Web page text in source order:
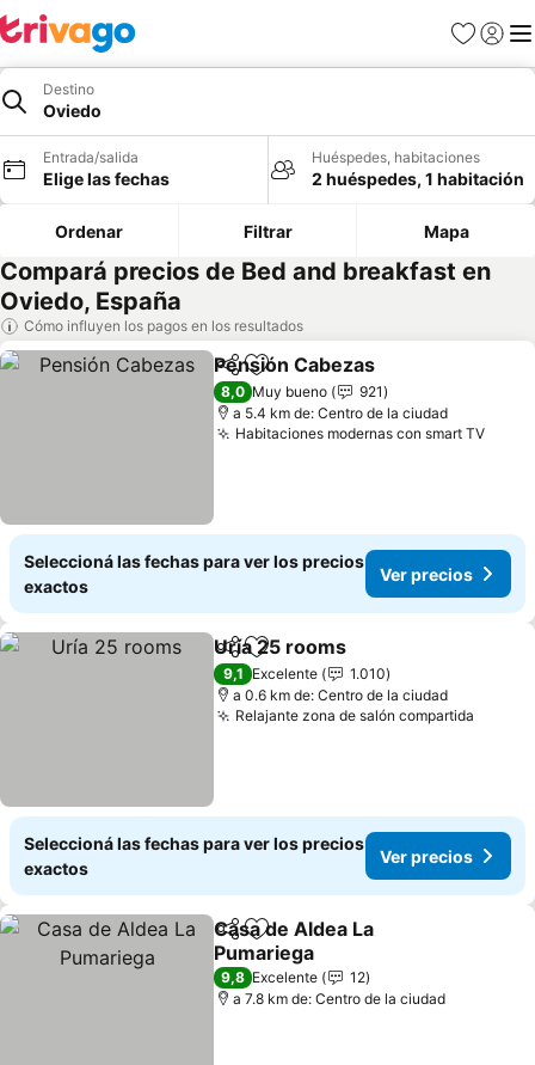
Favoritos
Iniciar
Destino
Oviedo
Entrada/salida
Elige las fechas
Huéspedes, habitaciones
2 huéspedes, 1 habitación
Ordenar Filtrar Mapa
Compará precios de Bed and breakfast en
Oviedo, España
Cómo influyen los pagos en los resultados
CompartirAñadir a favoritos
Pensión Cabezas
8,0 Muy bueno
921
a 5.4 km de: Centro de la ciudad
Habitaciones modernas con smart TVVer
Seleccioná las fechas para ver los precios
exactos
Ver precios
CompartirAñadir a favoritos
Uría 25 rooms
9,1 Excelente
1.010
a 0.6 km de: Centro de la ciudad
Relajante zona de salón compartida
Seleccioná las fechas para ver los precios
exactos
Ver precios
CompartirAñadir a favoritos
Casa de Aldea La
Pumariega
Ver precios
9,8 Excelente
12
a 7.8 km de: Centro de la ciudad